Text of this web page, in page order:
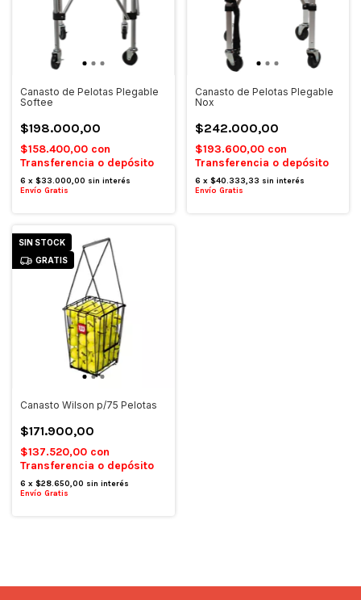
Canasto de Pelotas Plegable
Softee
$198.000,00
$158.400,00 con
Transferencia o depósito
6 x $33.000,00 sin interés
Envío Gratis
Canasto de Pelotas Plegable
Nox
$242.000,00
$193.600,00 con
Transferencia o depósito
6 x $40.333,33 sin interés
Envío Gratis
SIN STOCK
GRATIS
Canasto Wilson p/75 Pelotas
$171.900,00
$137.520,00 con
Transferencia o depósito
6 x $28.650,00 sin interés
Envío Gratis